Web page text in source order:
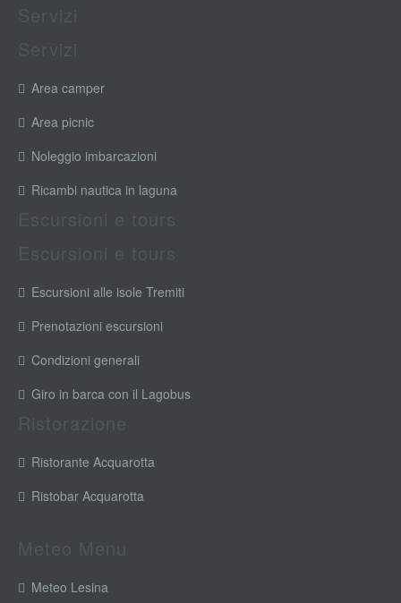
Area camper
Area picnic
Noleggio imbarcazioni
Ricambi nautica in laguna
Escursioni alle isole Tremiti
Prenotazioni escursioni
Condizioni generali
Giro in barca con il Lagobus
Ristorante Acquarotta
Ristobar Acquarotta
Meteo Lesina